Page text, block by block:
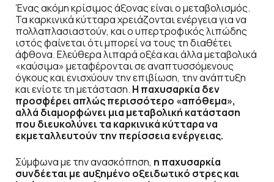
Ένας ακόμη κρίσιμος άξονας είναι ο μεταβολισμός.
Τα καρκινικά κύτταρα χρειάζονται ενέργεια για να
πολλαπλασιαστούν, και ο υπερτροφικός λιπώδης
ιστός φαίνεται ότι μπορεί να τους τη διαθέτει
άφθονα. Ελεύθερα λιπαρά οξέα και άλλα μεταβολικά
«καύσιμα» μεταφέρονται σε αναπτυσσόμενους
όγκους και ενισχύουν την επιβίωση, την ανάπτυξη
και ενίοτε τη μετάσταση. Η παχυσαρκία δεν
προσφέρει απλώς περισσότερο «απόθεμα»,
αλλά διαμορφώνει μια μεταβολική κατάσταση
που διευκολύνει τα καρκινικά κύτταρα να
εκμεταλλευτούν την περίσσεια ενέργειας.
Σύμφωνα με την ανασκόπηση, η παχυσαρκία
συνδέεται με αυξημένο οξειδωτικό στρες και